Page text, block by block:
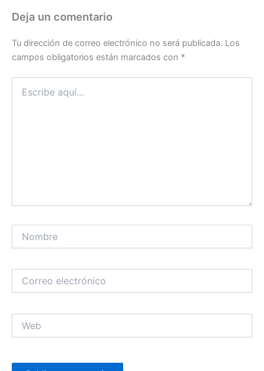
Deja un comentario
Tu dirección de correo electrónico no será publicada. Los
campos obligatorios están marcados con *
aquí...
electrónico